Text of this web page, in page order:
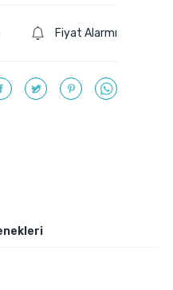
Fiyat Alarmı